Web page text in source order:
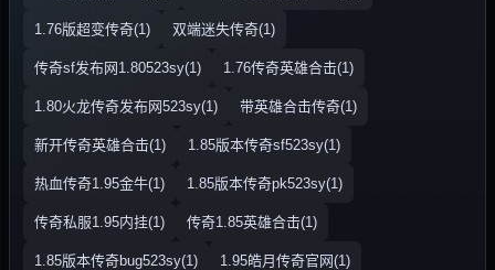
1.76版超变传奇(1) 双端迷失传奇(1)
传奇sf发布网1.80523sy(1) 1.76传奇英雄合击(1)
1.80火龙传奇发布网523sy(1) 带英雄合击传奇(1)
新开传奇英雄合击(1) 1.85版本传奇sf523sy(1)
热血传奇1.95金牛(1) 1.85版本传奇pk523sy(1)
传奇私服1.95内挂(1) 传奇1.85英雄合击(1)
1.85版本传奇bug523sy(1) 1.95皓月传奇官网(1)